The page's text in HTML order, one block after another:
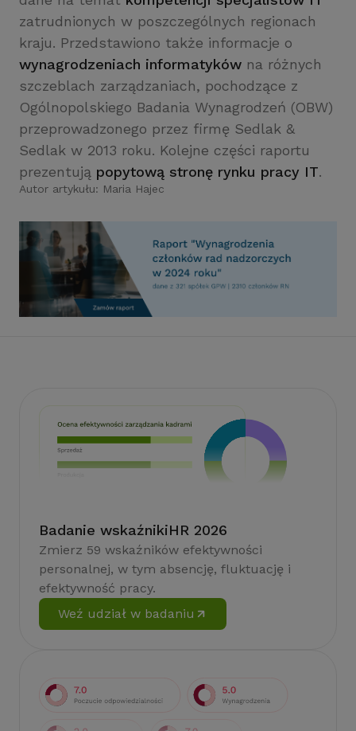
zatrudnionych w poszczególnych regionach
kraju. Przedstawiono także informacje o
wynagrodzeniach informatyków na różnych
szczeblach zarządzaniach, pochodzące z
Ogólnopolskiego Badania Wynagrodzeń (OBW)
przeprowadzonego przez firmę Sedlak &
Sedlak w 2013 roku. Kolejne części raportu
prezentują popytową stronę rynku pracy IT.
Autor artykułu: Maria Hajec
Badanie wskaźnikiHR 2026
Zmierz 59 wskaźników efektywności
personalnej, w tym absencję, fluktuację i
efektywność pracy.
Weź udział w badaniu